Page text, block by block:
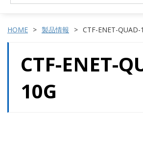
HOME 製品情報 CTF-ENET-QUAD-
CTF-ENET-
10G